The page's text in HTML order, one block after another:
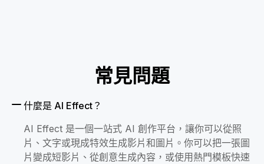
常見問題
什麼是 AI Effect？
AI Effect 是一個一站式 AI 創作平台，讓你可以從照
片、文字或現成特效生成影片和圖片。你可以把一張圖
片變成短影片、從創意生成內容，或使用熱門模板快速